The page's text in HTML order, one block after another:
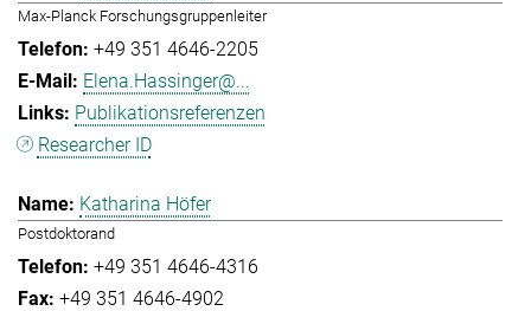
Max-Planck Forschungsgruppenleiter
+49 351 4646-2205
Elena.Hassinger@...
Publikationsreferenzen
Researcher ID
Katharina Höfer
Postdoktorand
+49 351 4646-4316
+49 351 4646-4902